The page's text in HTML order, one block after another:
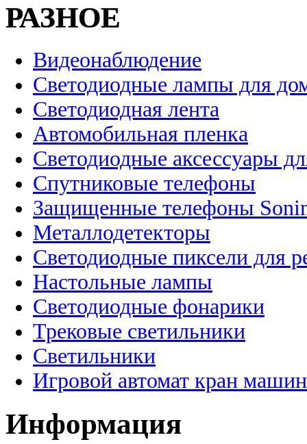
РАЗНОЕ
Видеонаблюдение
Светодиодные лампы для
Светодиодная лента
Автомобильная пленка
Светодиодные аксессуары
Спутниковые телефоны
Защищенные телефоны
Металлодетекторы
Светодиодные пиксели для
Настольные лампы
Светодиодные фонарики
Трековые светильники
Светильники
Игровой автомат кран
Информация